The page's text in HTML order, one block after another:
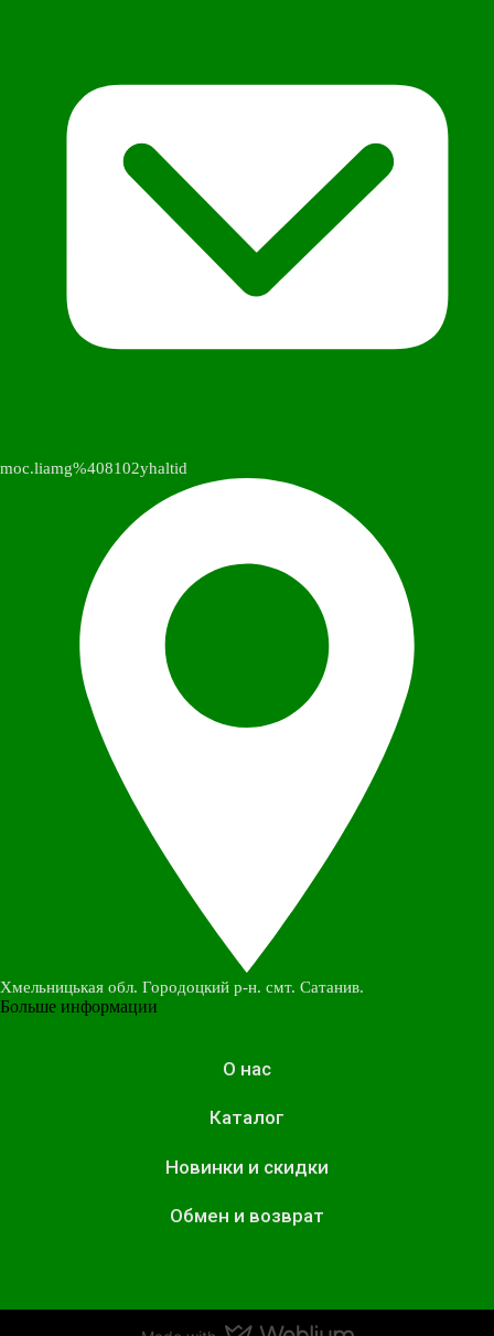
moc.liamg%408102yhaltid
Хмельницькая обл. Городоцкий р-н. смт. Сатанив.
Больше информации
О нас
Каталог
Новинки и скидки
Обмен и возврат